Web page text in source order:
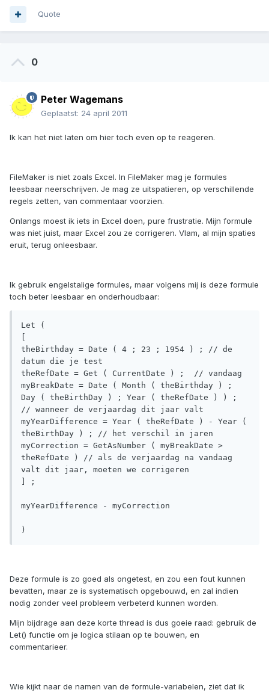
Quote
0
Peter Wagemans
Geplaatst: 24 april 2011
Ik kan het niet laten om hier toch even op te reageren.
FileMaker is niet zoals Excel. In FileMaker mag je formules
leesbaar neerschrijven. Je mag ze uitspatieren, op verschillende
regels zetten, van commentaar voorzien.
Onlangs moest ik iets in Excel doen, pure frustratie. Mijn formule
was niet juist, maar Excel zou ze corrigeren. Vlam, al mijn spaties
eruit, terug onleesbaar.
Ik gebruik engelstalige formules, maar volgens mij is deze formule
toch beter leesbaar en onderhoudbaar:
Let (
theBirthday = Date ( 4 ; 23 ; 1954 ) ; // de
datum die je test
theRefDate = Get ( CurrentDate ) ;  // vandaag
myBreakDate = Date ( Month ( theBirthday ) ;
Day ( theBirthDay ) ; Year ( theRefDate ) ) ;
// wanneer de verjaardag dit jaar valt
myYearDifference = Year ( theRefDate ) - Year (
theBirthDay ) ; // het verschil in jaren
myCorrection = GetAsNumber ( myBreakDate >
theRefDate ) // als de verjaardag na vandaag
valt dit jaar, moeten we corrigeren
] ;
myYearDifference - myCorrection
)
Deze formule is zo goed als ongetest, en zou een fout kunnen
bevatten, maar ze is systematisch opgebouwd, en zal indien
nodig zonder veel probleem verbeterd kunnen worden.
Mijn bijdrage aan deze korte thread is dus goeie raad: gebruik de
Let() functie om je logica stilaan op te bouwen, en
commentarieer.
Wie kijkt naar de namen van de formule-variabelen, ziet dat ik